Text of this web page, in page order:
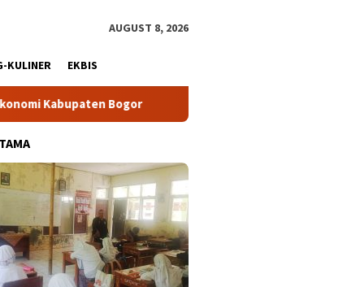
AUGUST 8, 2026
KULINER EKBIS
Bogor Tour Malasari Halimun Salak Kian